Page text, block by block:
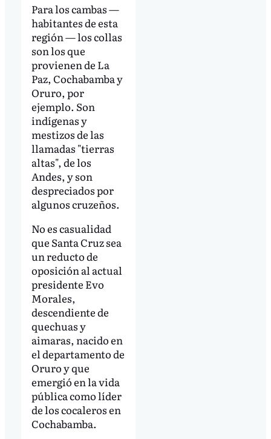
Para los cambas —
habitantes de esta
región — los collas
son los que
provienen de La
Paz, Cochabamba y
Oruro, por
ejemplo. Son
indígenas y
mestizos de las
llamadas "tierras
altas", de los
Andes, y son
despreciados por
algunos cruzeños.
No es casualidad
que Santa Cruz sea
un reducto de
oposición al actual
presidente Evo
Morales,
descendiente de
quechuas y
aimaras, nacido en
el departamento de
Oruro y que
emergió en la vida
pública como líder
de los cocaleros en
Cochabamba.